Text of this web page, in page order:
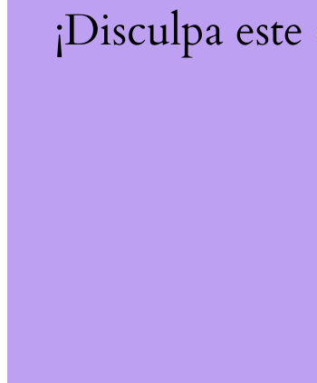
¡Disculpa